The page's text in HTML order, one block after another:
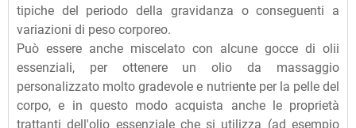
tipiche del periodo della gravidanza o conseguenti a
variazioni di peso corporeo.
Può essere anche miscelato con alcune gocce di olii
essenziali, per ottenere un olio da massaggio
personalizzato molto gradevole e nutriente per la pelle del
corpo, e in questo modo acquista anche le proprietà
trattanti dell'olio essenziale che si utilizza (ad esempio